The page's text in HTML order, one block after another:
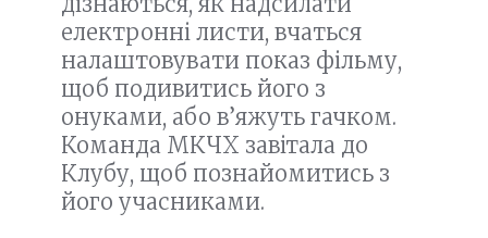
електронні листи, вчаться
налаштовувати показ фільму,
щоб подивитись його з
онуками, або в’яжуть гачком.
Команда МКЧХ завітала до
Клубу, щоб познайомитись з
його учасниками.